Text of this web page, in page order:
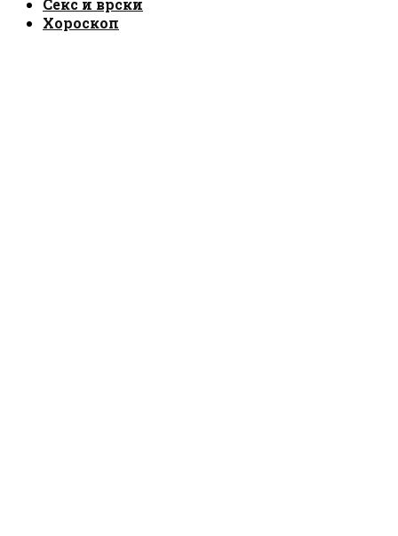
Секс и врски
Хороскоп